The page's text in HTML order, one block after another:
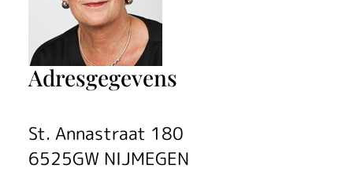
t
e
r
Adresgegevens
St. Annastraat 180
6525GW NIJMEGEN